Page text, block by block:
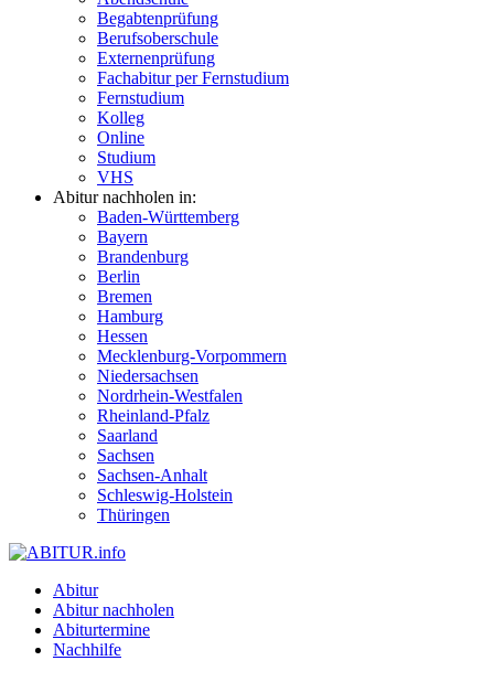
Begabtenprüfung
Berufsoberschule
Externenprüfung
Fachabitur per Fernstudium
Fernstudium
Kolleg
Online
Studium
VHS
Abitur nachholen in:
Baden-Württemberg
Bayern
Brandenburg
Berlin
Bremen
Hamburg
Hessen
Mecklenburg-Vorpommern
Niedersachsen
Nordrhein-Westfalen
Rheinland-Pfalz
Saarland
Sachsen
Sachsen-Anhalt
Schleswig-Holstein
Thüringen
Abitur
Abitur nachholen
Abiturtermine
Nachhilfe